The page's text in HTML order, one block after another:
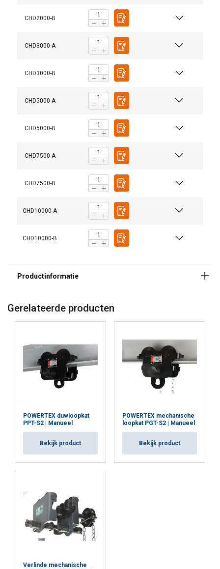
CHD2000-B
CHD3000-A
CHD3000-B
CHD5000-A
CHD5000-B
CHD7500-A
CHD7500-B
CHD10000-A
CHD10000-B
Materiaal:
Markering:
Veiligheidsfactor:
Gerelateerde producten
POWERTEX duwloopkat
PPT-S2 | Manueel
Bekijk product
POWERTEX mechanische
loopkat PGT-S2 | Manueel
Bekijk product
Verlinde mechanische